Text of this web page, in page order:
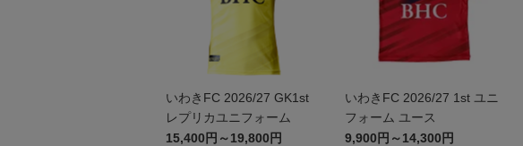
いわきFC 2026/27 GK1st
レプリカユニフォーム
15,400円～19,800円
いわきFC 2026/27 1st ユニ
フォーム ユース
9,900円～14,300円